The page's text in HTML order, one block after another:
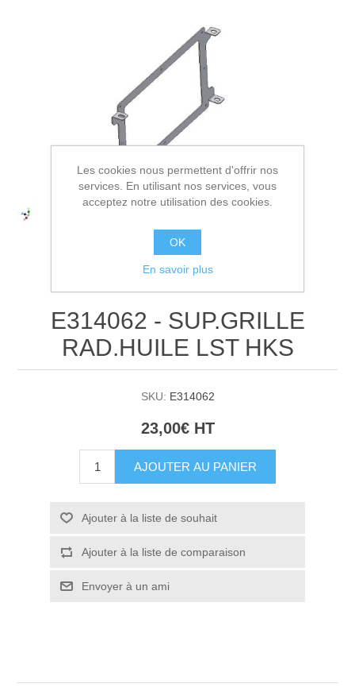
E314062 - SUP.GRILLE
RAD.HUILE LST HKS
SKU: E314062
23,00€ HT
AJOUTER AU PANIER
Ajouter à la liste de souhait
Ajouter à la liste de comparaison
Envoyer à un ami
Les cookies nous permettent d'offrir nos
services. En utilisant nos services, vous
acceptez notre utilisation des cookies.
OK
En savoir plus